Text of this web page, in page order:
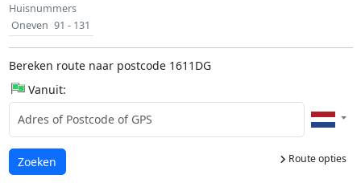
Huisnummers
Oneven 91 - 131
Bereken route naar postcode 1611DG
Vanuit:
Route opties
Laden...
Zoeken